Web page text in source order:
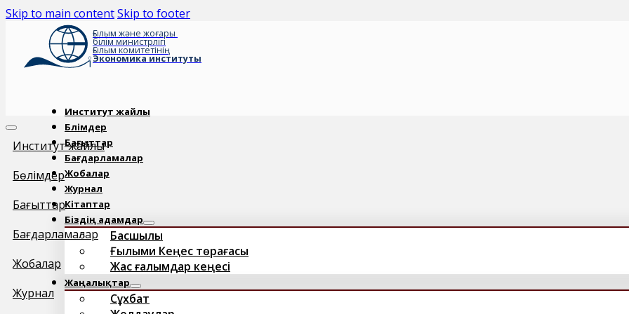
Skip to main contentSkip to footer
Ғылым және жоғары
білім министрлігі
Ғылым комитетінің
Экономика институты
Институт жайлы
Бөлімдер
Бағыттар
Бағдарламалар
Жобалар
Журнал
Кітаптар
Біздің адамдар
Басшылық
Ғылыми Кеңес төрағасы
Жас ғалымдар кеңесі
Жаңалықтар
Сұхбат
Институт жайлы
Бөлімдер
Бағыттар
Бағдарламалар
Жобалар
Журнал